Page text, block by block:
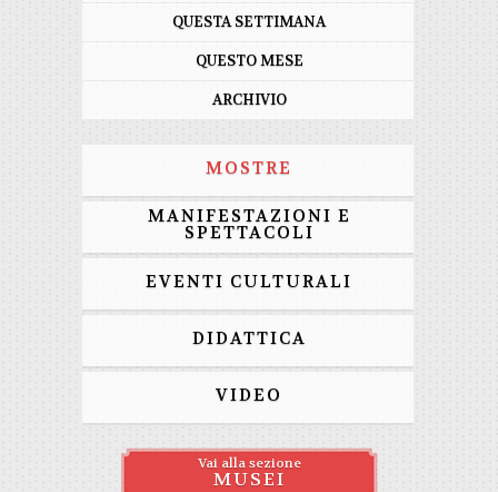
QUESTA SETTIMANA
QUESTO MESE
ARCHIVIO
MOSTRE
MANIFESTAZIONI E
SPETTACOLI
EVENTI CULTURALI
DIDATTICA
VIDEO
Vai alla sezione
MUSEI